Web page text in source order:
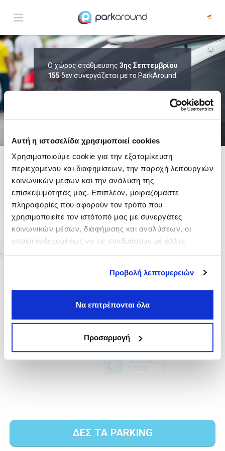
Αυτή η ιστοσελίδα χρησιμοποιεί cookies
Χρησιμοποιούμε cookie για την εξατομίκευση
περιεχομένου και διαφημίσεων, την παροχή λειτουργιών
κοινωνικών μέσων και την ανάλυση της
επισκεψιμότητάς μας. Επιπλέον, μοιραζόμαστε
πληροφορίες που αφορούν τον τρόπο που
χρησιμοποιείτε τον ιστότοπό μας με συνεργάτες
κοινωνικών μέσων, διαφήμισης και αναλύσεων, οι
οποίοι ενδεχομένως να τις συνδυάσουν με άλλες
Προβολή λεπτομερειών
Να επιτρέπονται όλα
Προσαρμογή
Ο χώρος στάθμευσης 3ης Σεπτεμβρίου
155δεν συνεργάζεται με το ParkAround.
Δες τώρα τα parking στο χάρτη και σύγκρινετιμή
καιαπόσταση
ΔΕΣ ΤΑ PARKING
ΑΠΟΤΕΛΕΣΜΑΤΑ ΓΙΑ:
ΑΦΙΞΗ Τετ 05 Αυγ 22:30 ΔΙΑΡΚΕΙΑ